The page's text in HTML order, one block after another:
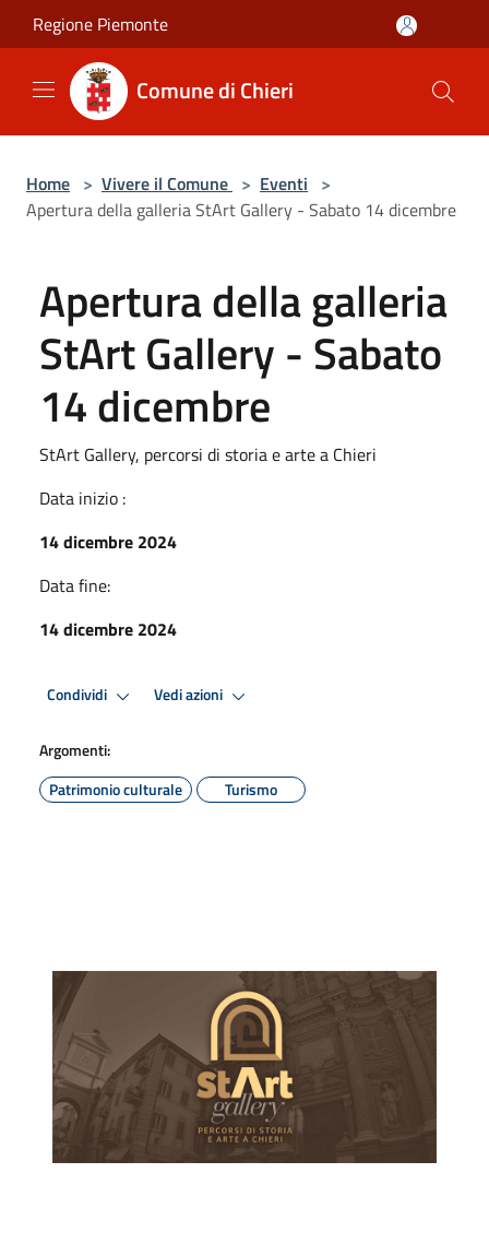
Salta al contenuto principale
Regione Piemonte
Comune di Chieri
Home > Vivere il Comune > Eventi >
Apertura della galleria StArt Gallery - Sabato 14 dicembre
Apertura della galleria
StArt Gallery - Sabato
14 dicembre
StArt Gallery, percorsi di storia e arte a Chieri
Data inizio :
14 dicembre 2024
Data fine:
14 dicembre 2024
Condividi Vedi azioni
Argomenti:
Patrimonio culturale
Turismo